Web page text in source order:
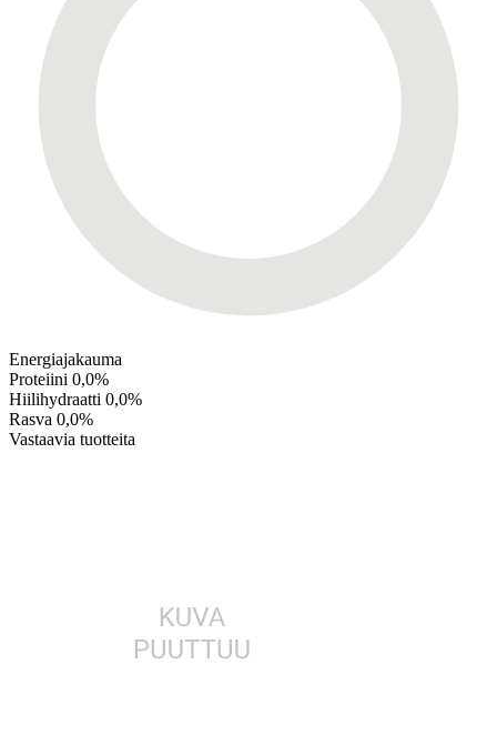
Energiajakauma
Proteiini 0,0%
Hiilihydraatti 0,0%
Rasva 0,0%
Vastaavia tuotteita